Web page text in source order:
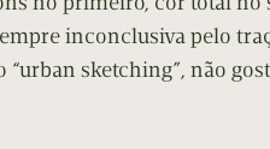
inconclusiva pelo
“urban sketching”, não